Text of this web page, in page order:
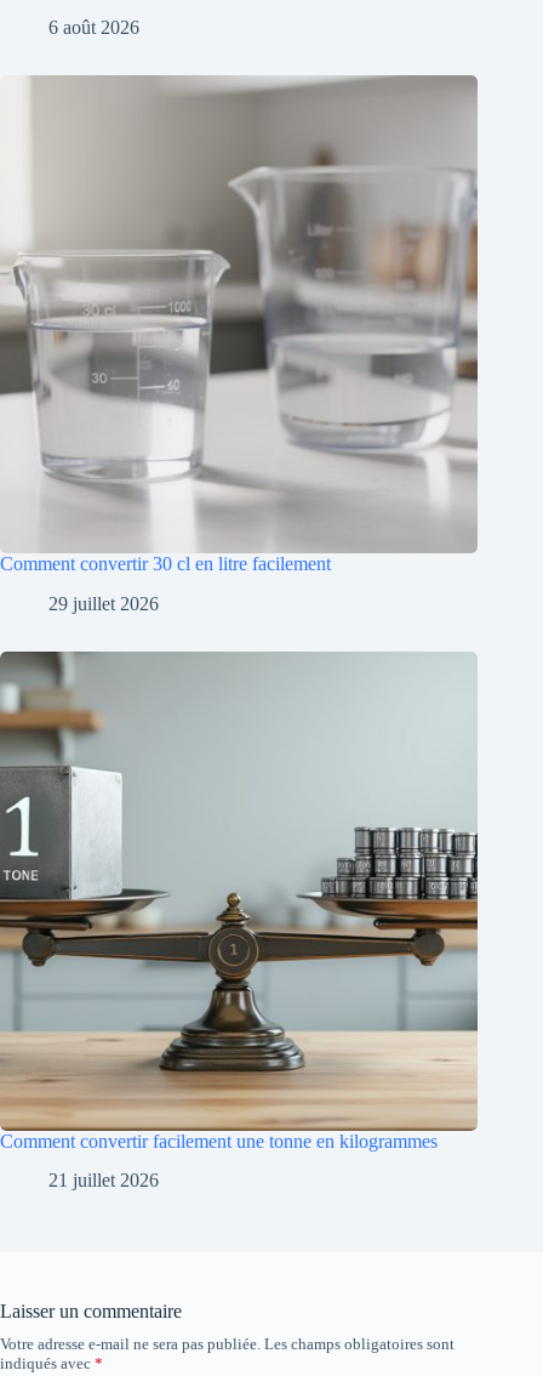
6 août 2026
Comment convertir 30 cl en litre facilement
29 juillet 2026
Comment convertir facilement une tonne en kilogrammes
21 juillet 2026
Laisser un commentaire
Votre adresse e-mail ne sera pas publiée. Les champs obligatoires sont
indiqués avec *